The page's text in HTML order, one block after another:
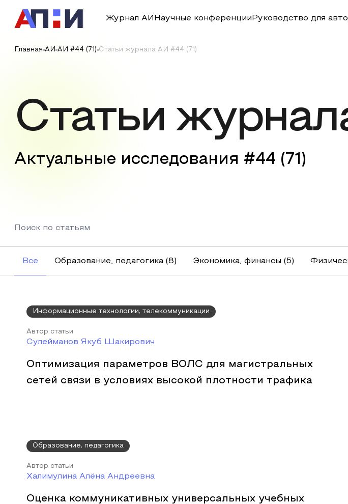
Журнал АИ Научные конференции Руководство для
Главная АИ АИ #44 (71) Статьи журнала АИ #44 (71)
Статьи
Актуальные исследования #44 ( 71 )
Все Образование, педагогика (8) Экономика, финансы (5)
Информационные технологии, телекоммуникации
Автор статьи
Сулейманов Якуб Шакирович
Оптимизация параметров ВОЛС для магистральных
сетей связи в условиях высокой плотности трафика
Образование, педагогика
Автор статьи
Халимулина Алёна Андреевна
Оценка коммуникативных универсальных учебных